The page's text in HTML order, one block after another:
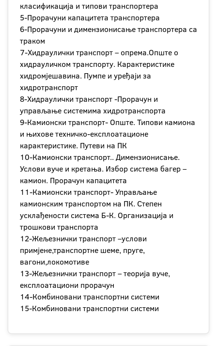
класификација и типови транспортера
5-Прорачуни капацитета транспортера
6-Прорачуни и димензионисање транспортера са
траком
7-Хидраулички транспорт – опрема.Опште о
хидрауличком транспорту. Карактеристике
хидромјешавина. Пумпе и уређаји за
хидротранспорт
8-Хидраулички транспорт -Прорачун и
управљање системима хидротранспорта
9-Камионски транспорт- Опште. Типови камиона
и њихове техничко-експлоатационе
карактеристике. Путеви на ПК
10-Камионски транспорт.. Димензионисање.
Услови вуче и кретања. Избор система багер –
камион. Прорачун капацитета
11-Камионски транспорт- Управљање
камионским транспортом на ПК. Степен
усклађености система Б-К. Организација и
трошкови транспорта
12-Жељезнички транспорт –услови
примјене,транспортне шеме, пруге,
вагони,локомотиве
13-Жељезнички транспорт – теорија вуче,
експлоатациони прорачун
14-Комбиновани транспортни системи
15-Комбиновани транспортни системи